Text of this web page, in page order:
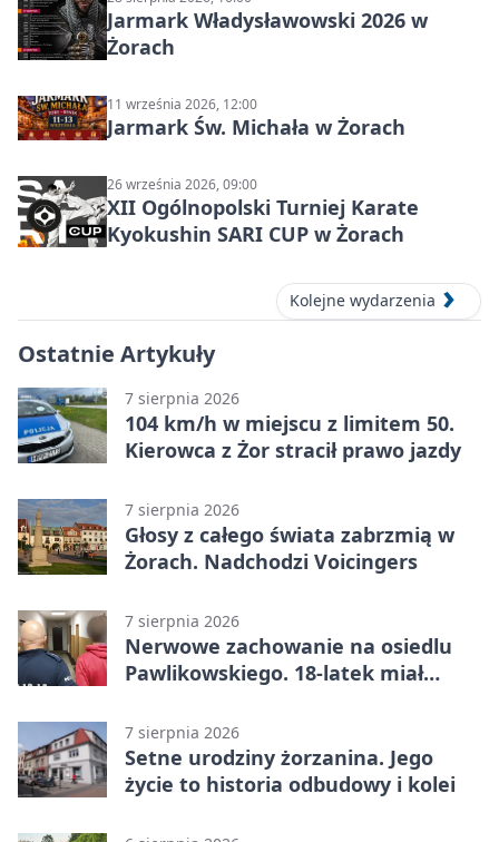
Jarmark Władysławowski 2026 w
Żorach
11 września 2026, 12:00
Jarmark Św. Michała w Żorach
26 września 2026, 09:00
XII Ogólnopolski Turniej Karate
Kyokushin SARI CUP w Żorach
Kolejne wydarzenia
Ostatnie Artykuły
7 sierpnia 2026
104 km/h w miejscu z limitem 50.
Kierowca z Żor stracił prawo jazdy
7 sierpnia 2026
Głosy z całego świata zabrzmią w
Żorach. Nadchodzi Voicingers
7 sierpnia 2026
Nerwowe zachowanie na osiedlu
Pawlikowskiego. 18-latek miał
7 sierpnia 2026
Setne urodziny żorzanina. Jego
życie to historia odbudowy i kolei